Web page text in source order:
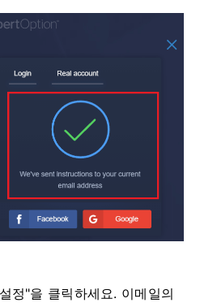
정"을 클릭하세요. 이메일의